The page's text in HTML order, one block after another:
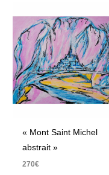
« Mont Saint Michel
abstrait »
270€